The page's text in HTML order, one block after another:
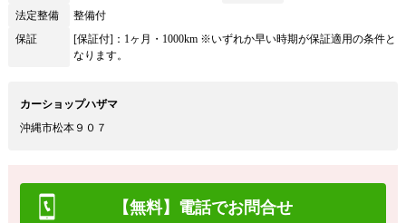
法定整備
整備付
保証
[保証付]：1ヶ月・1000km ※いずれか早い時期が保証適用の条件と
なります。
カーショップハザマ
沖縄市松本９０７
【無料】電話でお問合せ